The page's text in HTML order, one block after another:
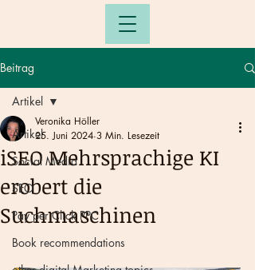
Beitrag
Artikel
Social Media
SEO
Pay per Click PPC
Book recommendations
Artikel
iSEO Mehrsprachige KI
erobert die
Suchmaschinen
Veronika Höller
25. Juni 2024 3 Min. Lesezeit